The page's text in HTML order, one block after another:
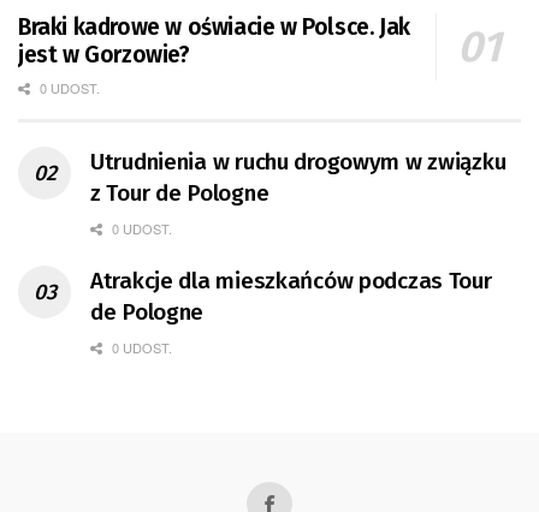
Braki kadrowe w oświacie w Polsce. Jak
jest w Gorzowie?
0 UDOST.
Utrudnienia w ruchu drogowym w związku
z Tour de Pologne
0 UDOST.
Atrakcje dla mieszkańców podczas Tour
de Pologne
0 UDOST.